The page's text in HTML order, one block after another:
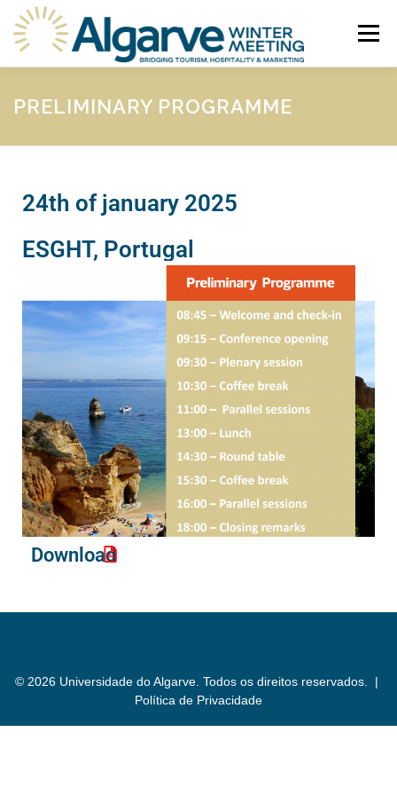
Menu
HOME ABOUT PROGRAMME CALL FOR PAPERS
PRELIMINARY PROGRAMME
24th of january 2025
ESGHT, Portugal
Download
© 2026 Universidade do Algarve. Todos os direitos reservados. |
Política de Privacidade